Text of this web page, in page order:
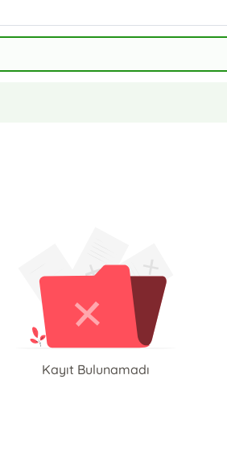
Kayıt Bulunamadı